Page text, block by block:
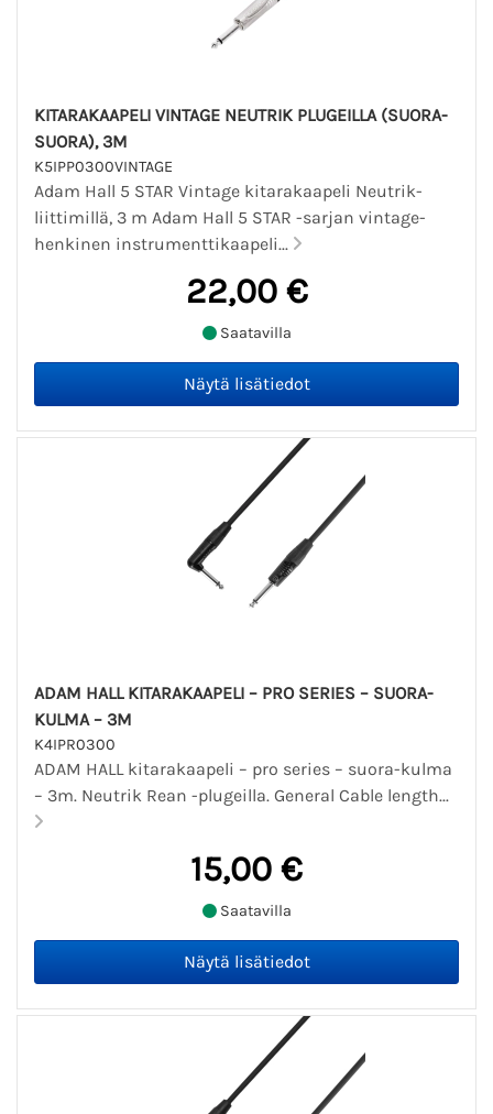
KITARAKAAPELI VINTAGE NEUTRIK PLUGEILLA (SUORA-
SUORA), 3M
K5IPP0300VINTAGE
Adam Hall 5 STAR Vintage kitarakaapeli Neutrik-
liittimillä, 3 m Adam Hall 5 STAR -sarjan vintage-
henkinen instrumenttikaapeli...
22,00 €
Saatavilla
ADAM HALL KITARAKAAPELI – PRO SERIES – SUORA-
KULMA – 3M
K4IPR0300
ADAM HALL kitarakaapeli – pro series – suora-kulma
– 3m. Neutrik Rean -plugeilla. General Cable length...
15,00 €
Saatavilla